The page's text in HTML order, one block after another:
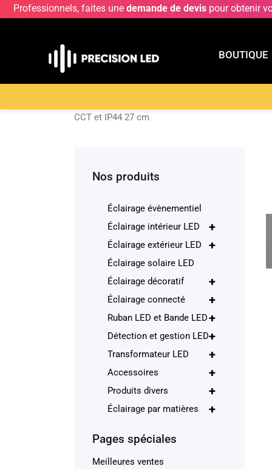
Professionnels, faites une demande de devis pour obtenir
BOUTIQUE
CCT et IP44 27 cm
Nos produits
Éclairage évènementiel
+
Éclairage intérieur LED
+
Éclairage extérieur LED
Éclairage solaire LED
+
Éclairage décoratif
+
Éclairage connecté
+
Ruban LED et Bande LED
+
Détection et gestion LED
+
Transformateur LED
+
Accessoires
+
Produits divers
+
Éclairage par matières
Pages spéciales
Meilleures ventes